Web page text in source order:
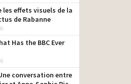
les effets visuels de la
de Rabanne
Has the BBC Ever
Une conversation entre